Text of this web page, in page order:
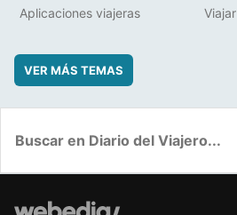
Aplicaciones viajeras
VER MÁS TEMAS